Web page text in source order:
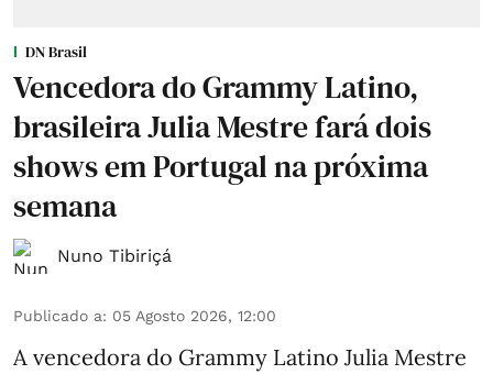
DN Brasil
Vencedora do Grammy Latino,
brasileira Julia Mestre fará dois
shows em Portugal na próxima
semana
Nuno Tibiriçá
Publicado a: 05 Agosto 2026, 12:00
A vencedora do Grammy Latino Julia Mestre